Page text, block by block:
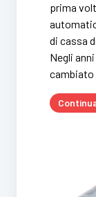
prima
di cassa
Negli
cambiato